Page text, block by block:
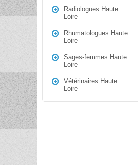
Radiologues Haute
Loire
Rhumatologues Haute
Loire
Sages-femmes Haute
Loire
Vétérinaires Haute
Loire